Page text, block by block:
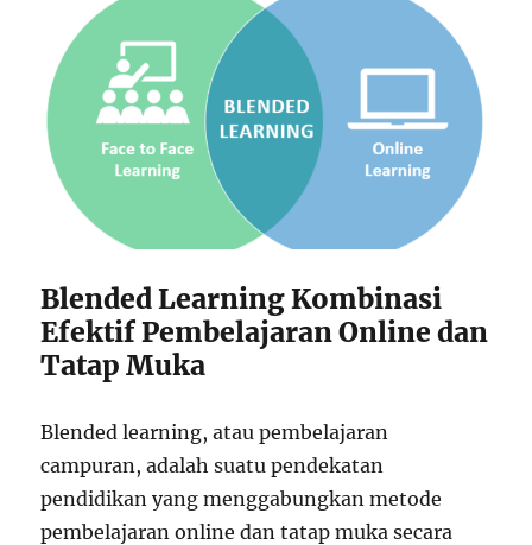
Blended Learning Kombinasi
Efektif Pembelajaran Online dan
Tatap Muka
Blended learning, atau pembelajaran
campuran, adalah suatu pendekatan
pendidikan yang menggabungkan metode
pembelajaran online dan tatap muka secara